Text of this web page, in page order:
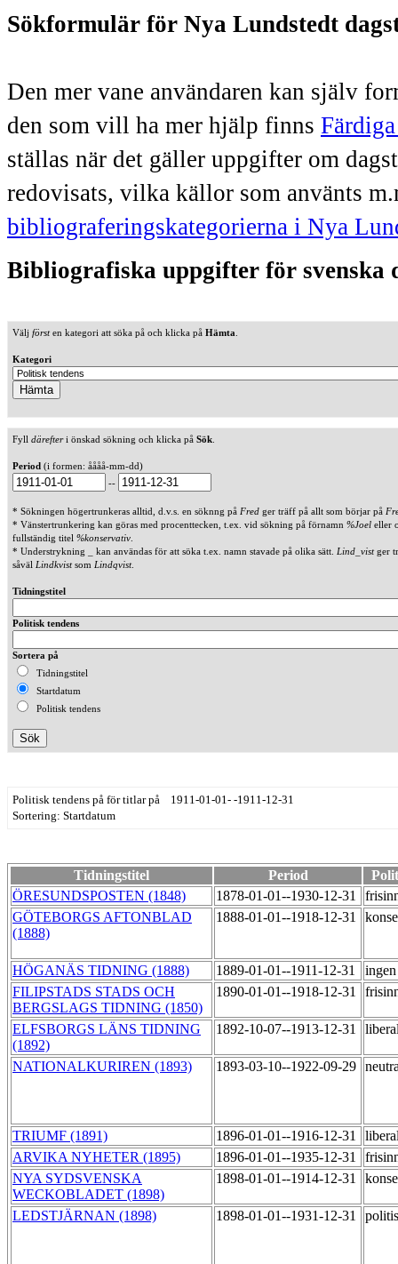
Sökformulär för Nya Lundstedt
Den mer vane användaren kan själv
den som vill ha mer hjälp finns
ställas när det gäller uppgifter om
redovisats, vilka källor som använts
bibliograferingskategorierna i Nya
Bibliografiska uppgifter för svenska
Välj försten kategori att söka på och klicka på Hämta
Kategori
Fyll därefteri önskad sökning och klicka på Sök
Period (i formen: åååå-mm-dd)
--
* Sökningen högertrunkeras alltid, d.v.s. en söknng på Fred ger träff på allt som börjar på
* Vänstertrunkering kan göras med procenttecken, t.ex. vid sökning på förnamn %Joel eller
fullständig titel %konservativ
* Understrykning _ kan användas för att söka t.ex. namn stavade på olika sätt. Lind_vistger
såväl Lindkvistsom Lindqvist.
Tidningstitel
Politisk tendens
Sortera på
Tidningstitel
Startdatum
Politisk tendens
Politisk tendens på för titlar på 1911-01-01- -1911-12-31
Sortering: Startdatum
Tidningstitel Period
ÖRESUNDSPOSTEN (1848)
1878-01-01--1930-12-31
GÖTEBORGS AFTONBLAD
(1888)
1888-01-01--1918-12-31
HÖGANÄS TIDNING (1888) 1889-01-01--1911-12-31
FILIPSTADS STADS OCH
BERGSLAGS TIDNING (1850)
1890-01-01--1918-12-31
ELFSBORGS LÄNS TIDNING
(1892)
1892-10-07--1913-12-31
NATIONALKURIREN (1893) 1893-03-10--1922-09-29
TRIUMF (1891) 1896-01-01--1916-12-31
ARVIKA NYHETER (1895)
1896-01-01--1935-12-31
NYA SYDSVENSKA
WECKOBLADET (1898)
1898-01-01--1914-12-31
LEDSTJÄRNAN (1898) 1898-01-01--1931-12-31